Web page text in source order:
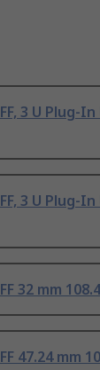
3 U Plug-
3 U Plug-
32 mm
47.24 mm